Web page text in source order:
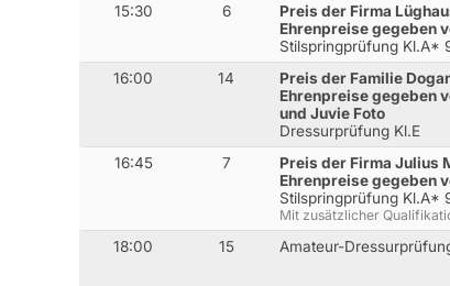
15:30 6
Preis der Firma
Ehrenpreise gegeben
Stilspringprüfung Kl.A*
16:00 14
Preis der Familie
Ehrenpreise gegeben
und Juvie Foto
Dressurprüfung Kl.E
16:45 7
Preis der Firma Julius
Ehrenpreise gegeben
Stilspringprüfung Kl.A*
Mit zusätzlicher
18:00 15 Amateur-